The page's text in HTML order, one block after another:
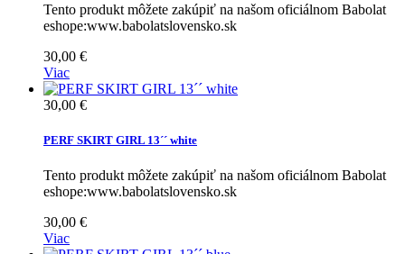
Tento produkt môžete zakúpiť na našom oficiálnom Babolat
eshope:www.babolatslovensko.sk
30,00 €
Viac
30,00 €
PERF SKIRT GIRL 13´´ white
Tento produkt môžete zakúpiť na našom oficiálnom Babolat
eshope:www.babolatslovensko.sk
30,00 €
Viac